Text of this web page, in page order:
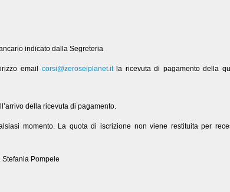
indicato dalla Segreteria
email corsi@zeroseiplanet.itla ricevuta di pagamento della
della ricevuta di pagamento.
momento. La quota di iscrizione non viene restituita per
Pompele